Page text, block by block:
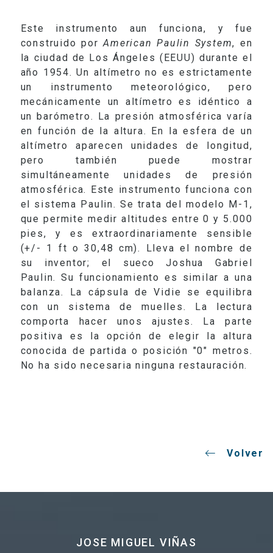
Este instrumento aun funciona, y fue
construido porAmerican Paulin System, en
la ciudad de Los Ángeles (EEUU) durante el
año 1954. Un altímetro no es estrictamente
un instrumento meteorológico, pero
mecánicamente un altímetro es idéntico a
un barómetro. La presión atmosférica varía
en función de la altura. En la esfera de un
altímetro aparecen unidades de longitud,
pero también puede mostrar
simultáneamente unidades de presión
atmosférica. Este instrumento funciona con
el sistema Paulin. Se trata del modelo M-1,
que permite medir altitudes entre 0 y 5.000
pies, y es extraordinariamente sensible
(+/- 1 ft o 30,48 cm). Lleva el nombre de
su inventor; el sueco Joshua Gabriel
Paulin. Su funcionamiento es similar a una
balanza. La cápsula de Vidie se equilibra
con un sistema de muelles. La lectura
comporta hacer unos ajustes. La parte
positiva es la opción de elegir la altura
conocida de partida o posición "0" metros.
No ha sido necesaria ninguna restauración.
Volver
JOSE MIGUEL VIÑAS